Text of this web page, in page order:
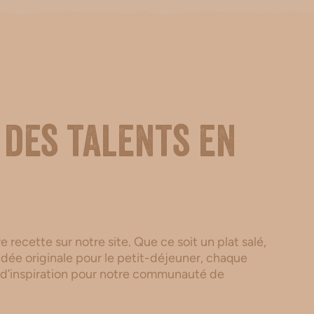
des talents en
recette sur notre site. Que ce soit un plat salé,
originale pour le petit-déjeuner, chaque
pour notre communauté de